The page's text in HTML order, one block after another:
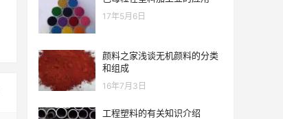
17年5月6日
颜料之家浅谈无机颜料的分类
和组成
16年7月3日
工程塑料的有关知识介绍